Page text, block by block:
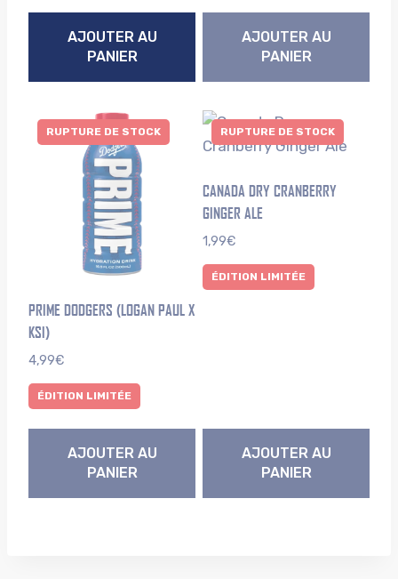
AJOUTER AU
PANIER
AJOUTER AU
PANIER
RUPTURE DE STOCK
PRIME DODGERS (LOGAN PAUL X
KSI)
4,99€
ÉDITION LIMITÉE
AJOUTER AU
PANIER
RUPTURE DE STOCK
CANADA DRY CRANBERRY
GINGER ALE
1,99€
ÉDITION LIMITÉE
AJOUTER AU
PANIER